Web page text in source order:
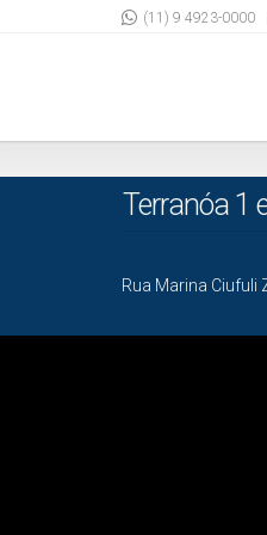
(11) 9 4923-0000
Terranóa 1
Rua Marina Ciufuli